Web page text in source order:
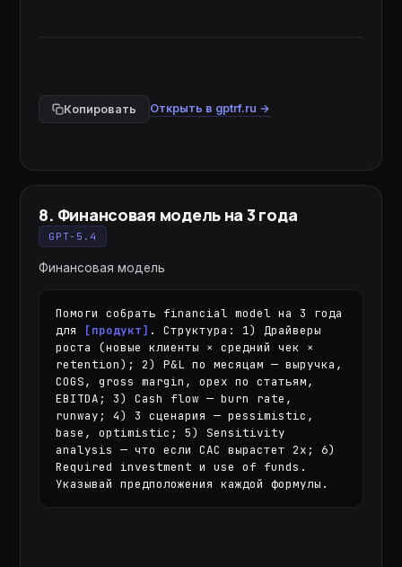
Копировать Открыть в gptrf.ru →
8. Финансовая модель на 3 года
GPT-5.4
Финансовая модель
Помоги собрать financial model на 3 года
для [продукт] . Структура: 1) Драйверы
роста (новые клиенты × средний чек ×
retention); 2) P&L по месяцам — выручка,
COGS, gross margin, opex по статьям,
EBITDA; 3) Cash flow — burn rate,
runway; 4) 3 сценария — pessimistic,
base, optimistic; 5) Sensitivity
analysis — что если CAC вырастет 2x; 6)
Required investment и use of funds.
Указывай предположения каждой формулы.